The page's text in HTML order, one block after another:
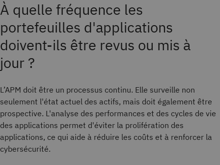
À quelle fréquence les
portefeuilles d'applications
doivent-ils être revus ou mis à
jour ?
L’APM doit être un processus continu. Elle surveille non
seulement l'état actuel des actifs, mais doit également être
prospective. L'analyse des performances et des cycles de vie
des applications permet d'éviter la prolifération des
applications, ce qui aide à réduire les coûts et à renforcer la
cybersécurité.